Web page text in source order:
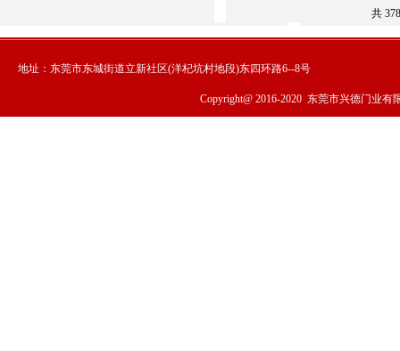
共
地址：东莞市东城街道立新社区(洋杞坑村地段)东四环路6--8号
Copyright@ 2016-2020 东莞市兴德门业有